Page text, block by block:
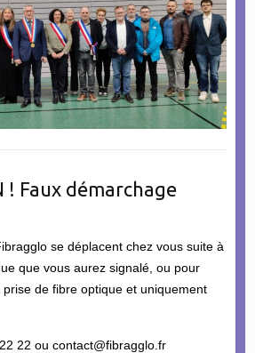
! Faux démarchage
se déplacent chez vous suite à
que vous aurez signalé, ou pour
prise de fibre optique et uniquement
22 ou contact@fibragglo.fr